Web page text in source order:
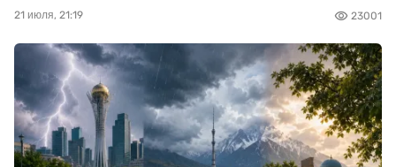
21 июля, 21:19 23001